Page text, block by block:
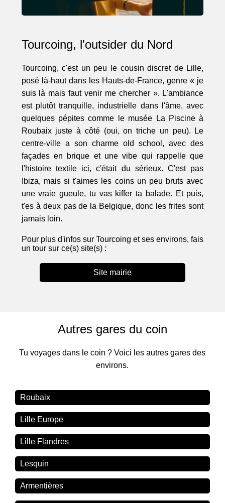
Tourcoing, l'outsider du Nord
Tourcoing, c'est un peu le cousin discret de Lille,
posé là-haut dans les Hauts-de-France, genre « je
suis là mais faut venir me chercher ». L'ambiance
est plutôt tranquille, industrielle dans l'âme, avec
quelques pépites comme le musée La Piscine à
Roubaix juste à côté (oui, on triche un peu). Le
centre-ville a son charme old school, avec des
façades en brique et une vibe qui rappelle que
l'histoire textile ici, c'était du sérieux. C'est pas
Ibiza, mais si t'aimes les coins un peu bruts avec
une vraie gueule, tu vas kiffer ta balade. Et puis,
t'es à deux pas de la Belgique, donc les frites sont
jamais loin.
Pour plus d'infos sur Tourcoing et ses environs, fais
un tour sur ce(s) site(s) :
Site mairie
Autres gares du coin
Tu voyages dans le coin ? Voici les autres gares des
environs.
Roubaix
Lille Europe
Lille Flandres
Lesquin
Armentières